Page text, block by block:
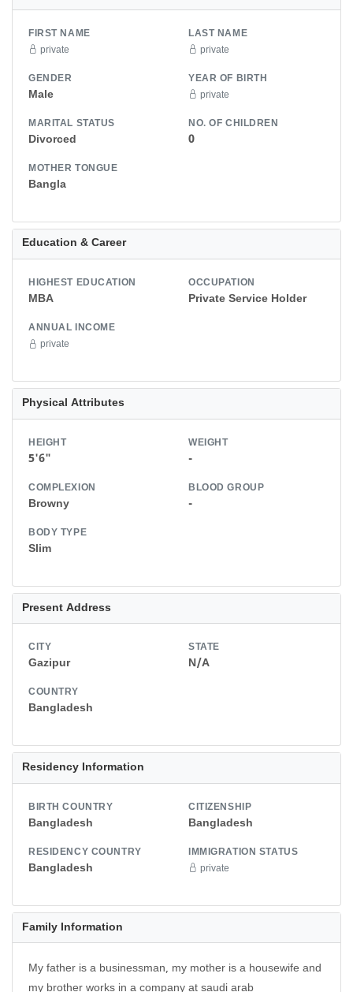
FIRST NAME
private
LAST NAME
private
GENDER
Male
YEAR OF BIRTH
private
MARITAL STATUS
Divorced
NO. OF CHILDREN
0
MOTHER TONGUE
Bangla
Education & Career
HIGHEST EDUCATION
MBA
OCCUPATION
Private Service Holder
ANNUAL INCOME
private
Physical Attributes
HEIGHT
5'6"
WEIGHT
-
COMPLEXION
Browny
BLOOD GROUP
-
BODY TYPE
Slim
Present Address
CITY
Gazipur
STATE
N/A
COUNTRY
Bangladesh
Residency Information
BIRTH COUNTRY
Bangladesh
CITIZENSHIP
Bangladesh
RESIDENCY COUNTRY
Bangladesh
IMMIGRATION STATUS
private
Family Information
My father is a businessman, my mother is a housewife and
my brother works in a company at saudi arab